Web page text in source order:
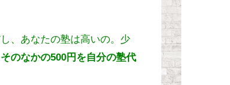
、あなたの塾は高いの。少
そのなかの500円を自分の塾代